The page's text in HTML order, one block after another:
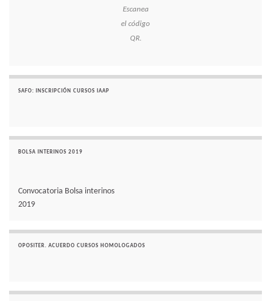
Escanea
el código
QR.
SAFO: INSCRIPCIÓN CURSOS IAAP
BOLSA INTERINOS 2019
Convocatoria Bolsa interinos
2019
OPOSITER. ACUERDO CURSOS HOMOLOGADOS